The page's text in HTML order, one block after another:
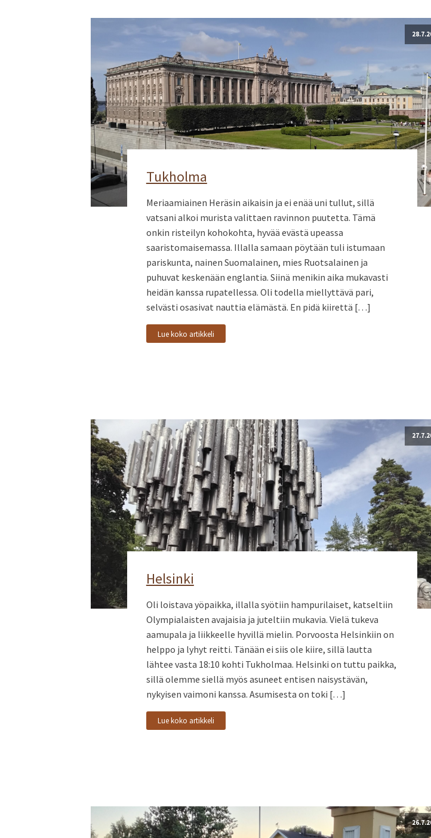
Tukholma
Meriaamiainen Heräsin aikaisin ja ei enää uni tullut, sillä
vatsani alkoi murista valittaen ravinnon puutetta. Tämä
onkin risteilyn kohokohta, hyvää evästä upeassa
saaristomaisemassa. Illalla samaan pöytään tuli istumaan
pariskunta, nainen Suomalainen, mies Ruotsalainen ja
puhuvat keskenään englantia. Siinä menikin aika mukavasti
heidän kanssa rupatellessa. Oli todella miellyttävä pari,
selvästi osasivat nauttia elämästä. En pidä kiirettä […]
Lue koko artikkeli
Helsinki
Oli loistava yöpaikka, illalla syötiin hampurilaiset, katseltiin
Olympialaisten avajaisia ja juteltiin mukavia. Vielä tukeva
aamupala ja liikkeelle hyvillä mielin. Porvoosta Helsinkiin on
helppo ja lyhyt reitti. Tänään ei siis ole kiire, sillä lautta
lähtee vasta 18:10 kohti Tukholmaa. Helsinki on tuttu paikka,
sillä olemme siellä myös asuneet entisen naisystävän,
nykyisen vaimoni kanssa. Asumisesta on toki […]
Lue koko artikkeli